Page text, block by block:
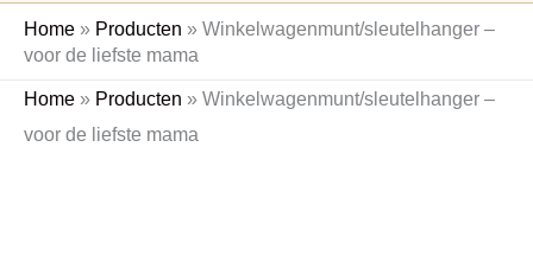
Home » Producten » Winkelwagenmunt/sleutelhanger –
voor de liefste mama
Home » Producten » Winkelwagenmunt/sleutelhanger –
voor de liefste mama
Winkelwagenmunt/sleutelhanger
voor